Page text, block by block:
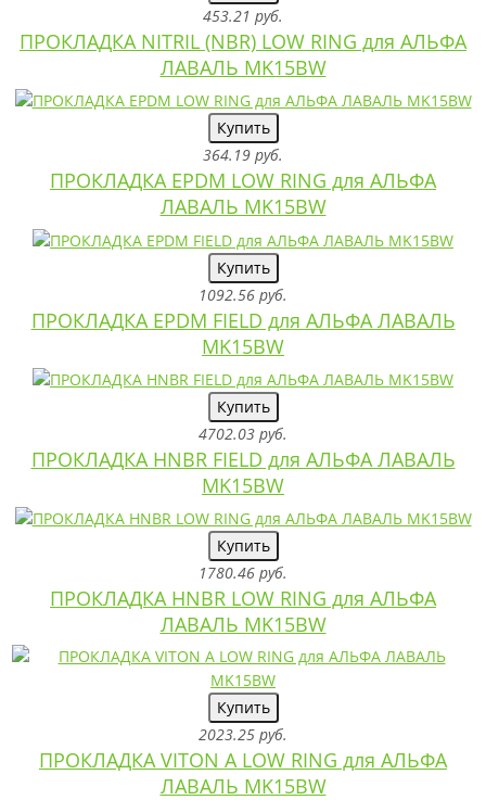
453.21 руб.
ПРОКЛАДКА NITRIL (NBR) LOW RING для АЛЬФА
ЛАВАЛЬ MK15BW
Купить
364.19 руб.
ПРОКЛАДКА EPDM LOW RING для АЛЬФА
ЛАВАЛЬ MK15BW
Купить
1092.56 руб.
ПРОКЛАДКА EPDM FIELD для АЛЬФА ЛАВАЛЬ
MK15BW
Купить
4702.03 руб.
ПРОКЛАДКА HNBR FIELD для АЛЬФА ЛАВАЛЬ
MK15BW
Купить
1780.46 руб.
ПРОКЛАДКА HNBR LOW RING для АЛЬФА
ЛАВАЛЬ MK15BW
Купить
2023.25 руб.
ПРОКЛАДКА VITON A LOW RING для АЛЬФА
ЛАВАЛЬ MK15BW